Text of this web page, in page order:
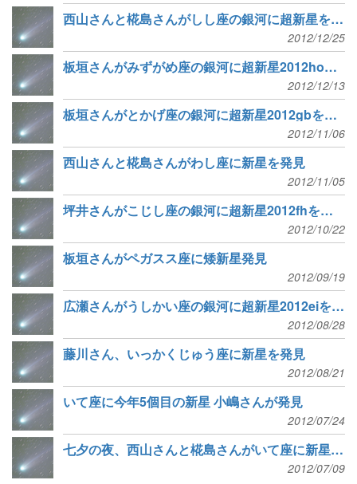
西山さんと椛島さんがしし座の銀河に超新星を発見
2012/12/25
板垣さんがみずがめ座の銀河に超新星2012hoを発見
2012/12/13
板垣さんがとかげ座の銀河に超新星2012gbを発見
2012/11/06
西山さんと椛島さんがわし座に新星を発見
2012/11/05
坪井さんがこじし座の銀河に超新星2012fhを発見
2012/10/22
板垣さんがペガスス座に矮新星発見
2012/09/19
広瀬さんがうしかい座の銀河に超新星2012eiを発見
2012/08/28
藤川さん、いっかくじゅう座に新星を発見
2012/08/21
いて座に今年5個目の新星 小嶋さんが発見
2012/07/24
七夕の夜、西山さんと椛島さんがいて座に新星を発見
2012/07/09